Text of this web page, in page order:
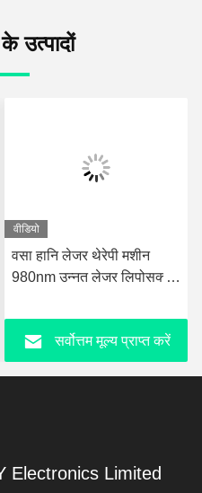
उत्पादों
वीडियो
वसा हानि लेजर थेरेपी मशीन
980nm उन्नत लेजर लिपोसक्शन
सर्वोत्तम मूल्य प्राप्त करें
Electronics Limited